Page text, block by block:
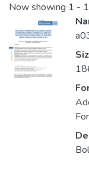
Now showing 1 -